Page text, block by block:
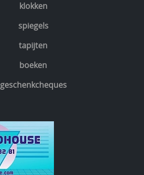
klokken
spiegels
tapijten
boeken
geschenkcheques